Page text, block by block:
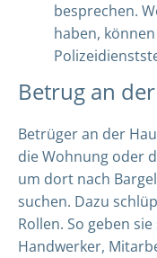
besprechen.
haben,
Betrug an
Betrüger an der
die Wohnung oder
um dort nach
suchen. Dazu
Rollen. So geben
Handwerker,